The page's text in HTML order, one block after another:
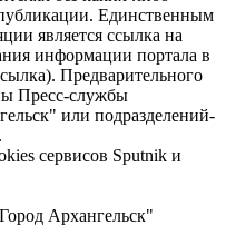
Единственным
является ссылка на
информации портала в
Предварительного
Пресс-службы
или подразделений-
сервисов Sputnik и
Архангельск"